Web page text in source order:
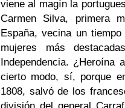
viene al magín la
Carmen Silva, primera
España, vecina un
mujeres más
Independencia. ¿Heroína
cierto modo, sí, porque
1808, salvó de los